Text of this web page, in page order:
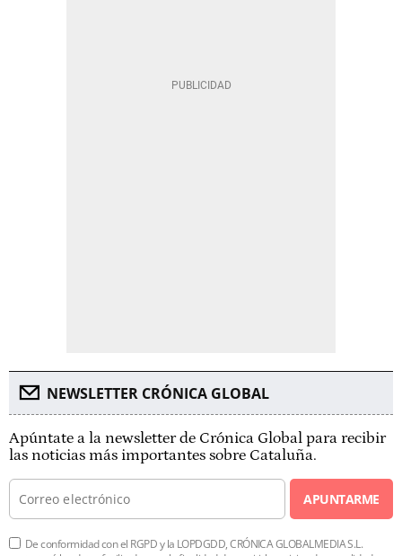
NEWSLETTER CRÓNICA GLOBAL
Apúntate a la newsletter de Crónica Global para recibir
las noticias más importantes sobre Cataluña.
APUNTARME
De conformidad con el RGPD y la LOPDGDD, CRÓNICA GLOBALMEDIA S.L.